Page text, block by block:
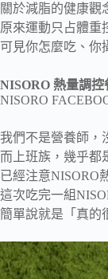
關於減脂的健康觀
原來運動只占體重
可見你怎麼吃、你
NISORO 熱量調控
NISORO
我們不是營養師，
而上班族，幾乎都
已經注意NISORO
這次吃完一組
簡單說就是「真的